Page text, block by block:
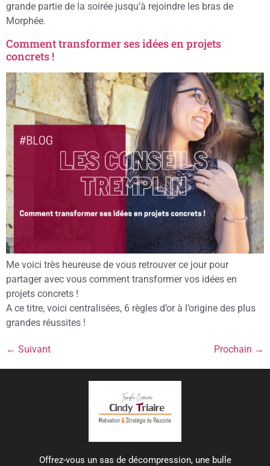
grande partie de la soirée jusqu’à rejoindre les bras de
Morphée.
Comment transformer ses idées en projets
concrets !
Me voici très heureuse de vous retrouver ce jour pour
partager avec vous comment transformer vos idées en
projets concrets !
A ce titre, voici centralisées, 6 règles d’or à l’origine des plus
grandes réussites !
← Suivant Prochain →
Offrez-vous un sas de décompression, une bulle